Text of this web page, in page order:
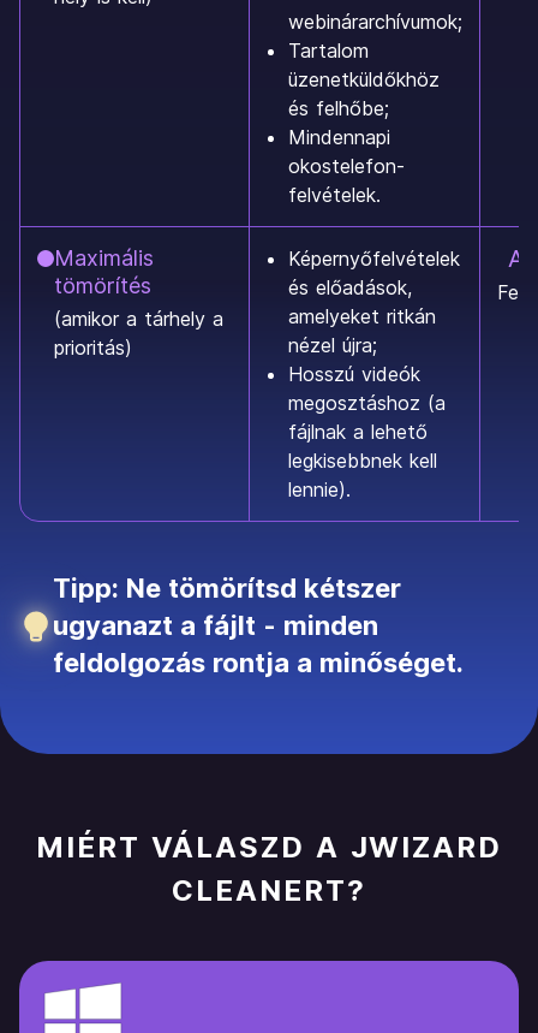
webinárarchívumok;
Tartalom
üzenetküldőkhöz
és felhőbe;
Mindennapi
okostelefon-
felvételek.
Maximális
tömörítés
(amikor a tárhely a
prioritás)
Képernyőfelvételek
és előadások,
amelyeket ritkán
nézel újra;
Hosszú videók
megosztáshoz (a
fájlnak a lehető
legkisebbnek kell
lennie).
Tipp: Ne tömörítsd kétszer
ugyanazt a fájlt - minden
feldolgozás rontja a minőséget.
MIÉRT VÁLASZD A JWIZARD
CLEANERT?